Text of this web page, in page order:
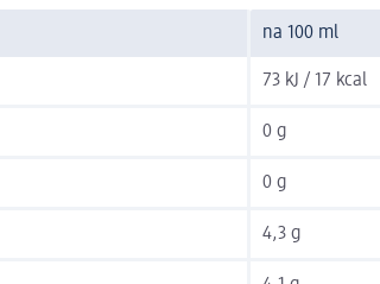
na 100 ml
73 kJ / 17 kcal
0 g
0 g
4,3 g